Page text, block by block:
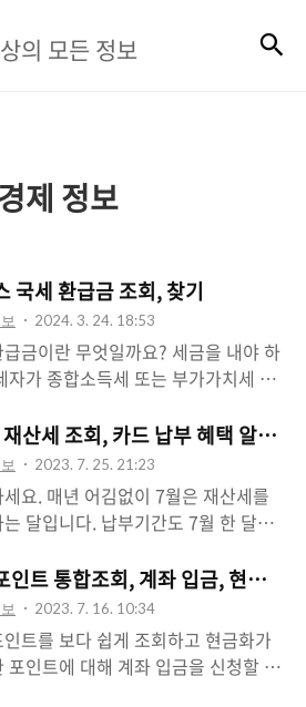
상
든
정
의 모든 정보
제 정보
국세 환급금 조회, 찾기
2024. 3. 24. 18:53
금이란 무엇일까요? 세금을 내야 하
자가 종합소득세 또는 부가가치세 등
경우 발생되는 환급금을 뜻합니다. 국
금 조회를 통해 자신의 환급금을 확인
습니다. 조회할 수 있는 방법을 보면
지이며 국세 환급금 소멸시효는 5년
하니 꼭 환급 받으시길 바랍니다. 이
국세 환급금을 찾아가지 않는다면
회수됩니다. 자녀 장려금과 근로장려
원금을 신청하였을 경우도 소액 발생
다고 하니 꼭 국세 환급금 조회 또는
통해 용돈 받는 기분을 받아보시길 바
산세 조회, 카드 납부 혜택 알아보
2023. 7. 25. 21:23
요. 매년 어김없이 7월은 재산세를
달입니다. 납부기간도 7월 한 달로
알면 좋을 것 같습니다. 재산세에
용과 종류를 알아보는 시간도 가져보
. 많은 비용이 나가는 시점에 조금이
내보는 쪽으로 이득을 보는 게 좋겠
세 조회 재산세는 지방세에 속하는
인트 통합조회, 계좌 입금, 현금화
2023. 7. 16. 10:34
트를 보다 쉽게 조회하고 현금화가
포인트에 대해 계좌 입금을 신청할 수